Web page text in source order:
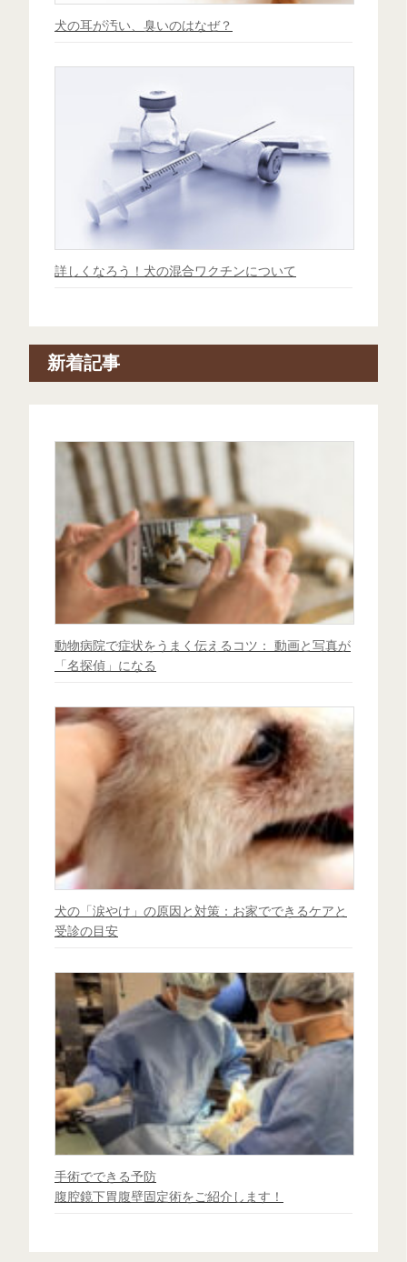
犬の耳が汚い、臭いのはなぜ？
詳しくなろう！犬の混合ワクチンについて
新着記事
動物病院で症状をうまく伝えるコツ： 動画と写真が
「名探偵」になる
犬の「涙やけ」の原因と対策：お家でできるケアと
受診の目安
手術でできる予防
腹腔鏡下胃腹壁固定術をご紹介します！